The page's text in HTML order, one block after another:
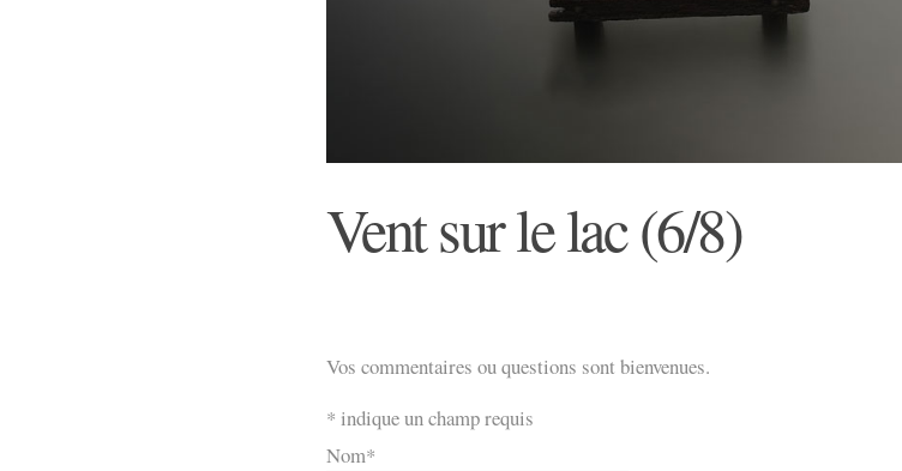
Vent sur le lac (6/8)
Vos commentaires ou questions sont bienvenues.
* indique un champ requis
Nom*